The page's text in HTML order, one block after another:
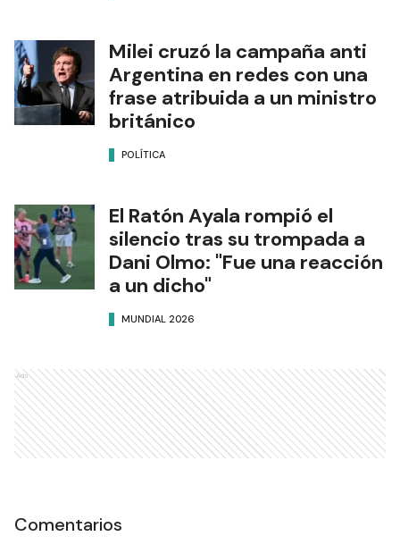
Milei cruzó la campaña anti
Argentina en redes con una
frase atribuida a un ministro
británico
POLÍTICA
El Ratón Ayala rompió el
silencio tras su trompada a
Dani Olmo: "Fue una reacción
a un dicho"
MUNDIAL 2026
Ads
Comentarios